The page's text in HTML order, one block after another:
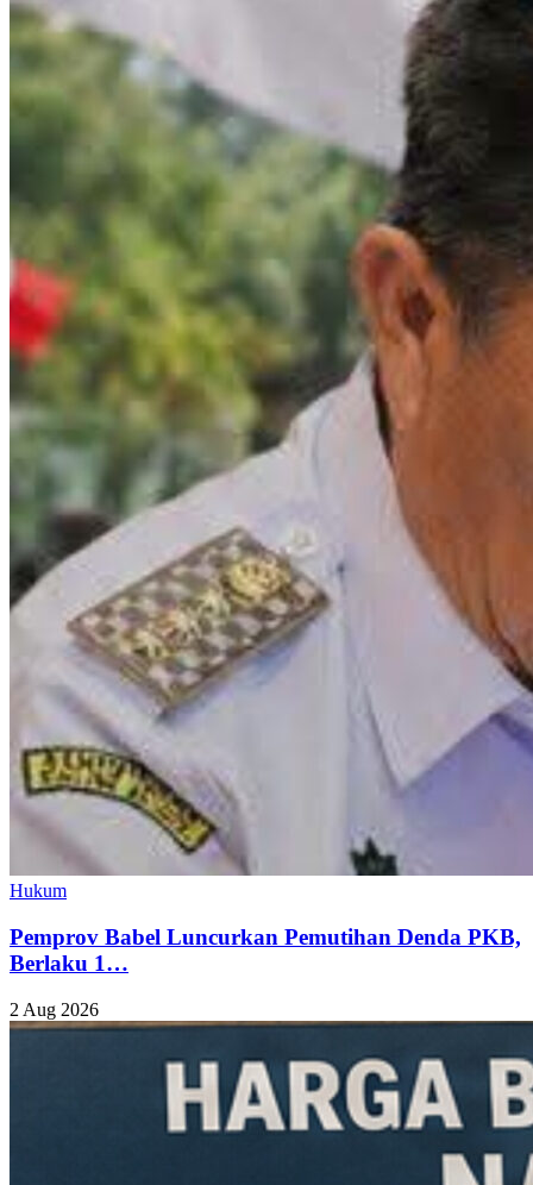
Hukum
Pemprov Babel Luncurkan Pemutihan Denda PKB,
Berlaku 1…
2 Aug 2026